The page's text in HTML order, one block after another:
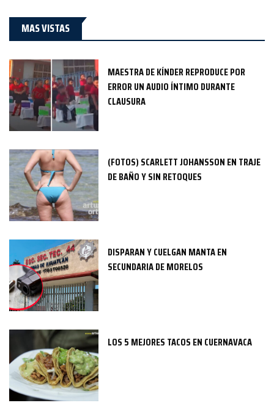
MAS VISTAS
MAESTRA DE KÍNDER REPRODUCE POR
ERROR UN AUDIO ÍNTIMO DURANTE
CLAUSURA
(FOTOS) SCARLETT JOHANSSON EN TRAJE
DE BAÑO Y SIN RETOQUES
DISPARAN Y CUELGAN MANTA EN
SECUNDARIA DE MORELOS
LOS 5 MEJORES TACOS EN CUERNAVACA